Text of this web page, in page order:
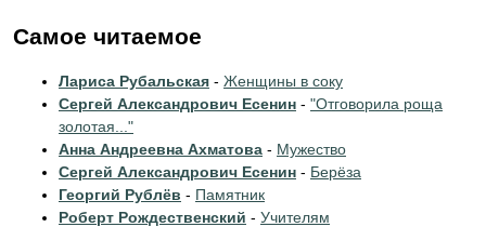
Самое читаемое
Лариса Рубальская - Женщины в соку
Сергей Александрович Есенин - "Отговорила роща
золотая..."
Анна Андреевна Ахматова - Мужество
Сергей Александрович Есенин - Берёза
Георгий Рублёв - Памятник
Роберт Рождественский - Учителям